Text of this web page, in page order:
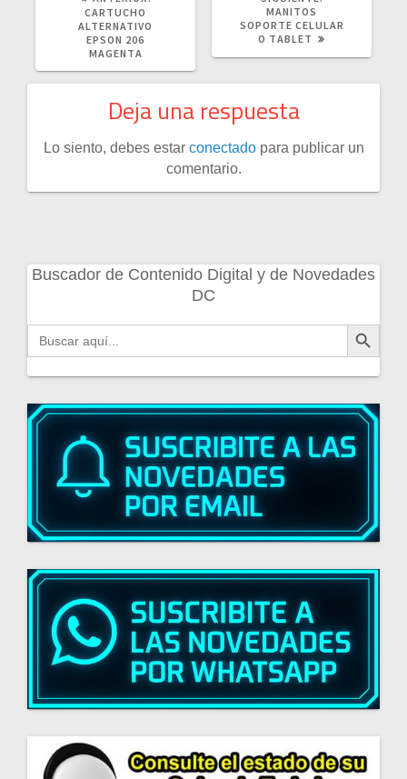
CARTUCHO
ALTERNATIVO
EPSON 206
MAGENTA
MANITOS
SOPORTE CELULAR
O TABLET
Deja una respuesta
Lo siento, debes estar conectadopara publicar un
comentario.
Buscador de Contenido Digital y de Novedades
DC
Buscar: Botón de búsqueda